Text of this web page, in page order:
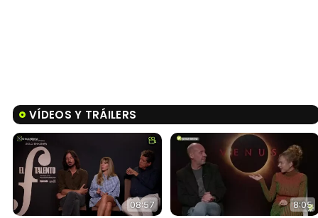
VÍDEOS Y TRÁILERS
08:57 8:05